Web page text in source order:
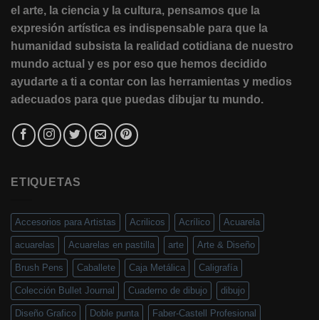
el arte, la ciencia y la cultura, pensamos que la
expresión artística es indispensable para que la
humanidad subsista la realidad cotidiana de nuestro
mundo actual y es por eso que hemos decidido
ayudarte a ti a contar con las herramientas y medios
adecuados para que puedas dibujar tu mundo.
ETIQUETAS
Accesorios para Artistas Acrilicos Acrílico Acuarela
acuarelas Acuarelas en pastilla arte Arte & Diseño
Brush Pens Caballete Caja Metálica Caligrafía
Colección Bullet Journal Cuaderno de dibujo dibujo
Diseño Grafico Doble punta Faber-Castell Profesional